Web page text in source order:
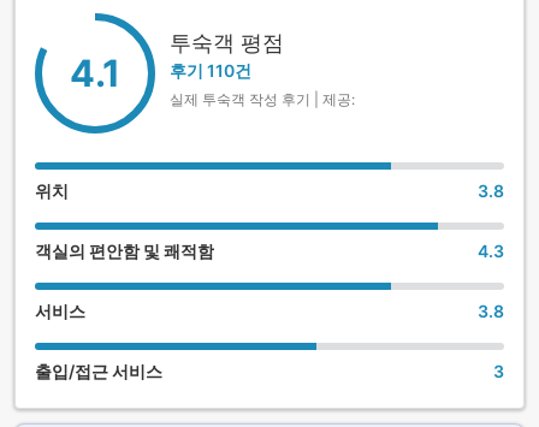
4.1
투숙객 평점
후기 110건
실제 투숙객 작성 후기 | 제공:
위치 3.8
객실의 편안함 및 쾌적함 4.3
서비스 3.8
출입/접근 서비스 3